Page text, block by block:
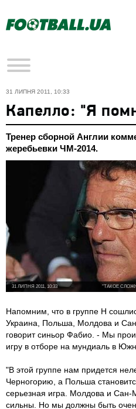
31 ЛИПНЯ 2011, 10:33
Капелло: "Я
Тренер сборной Англии
жеребьевки ЧМ-2014.
"ТАКОЕ
31 ЛИПНЯ 2011, 10:33
Напомним, что в группе Н
Украина, Польша, Молдова и
говорит синьор Фабио. - Мы
игру в отборе на мундиаль в
"В этой группе нам придется
Черногорию, а Польша
серьезная игра. Молдова и Сан-
сильны. Но мы должны быть